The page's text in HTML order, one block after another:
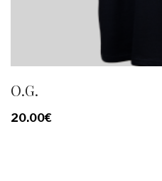
O.G.
20.00€